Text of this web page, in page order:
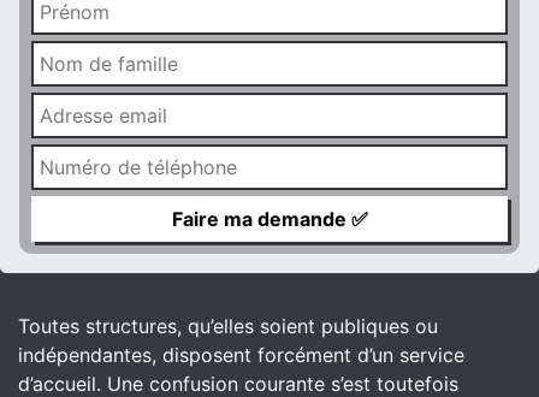
Toutes structures, qu’elles soient publiques ou
indépendantes, disposent forcément d’un service
d’accueil. Une confusion courante s’est toutefois